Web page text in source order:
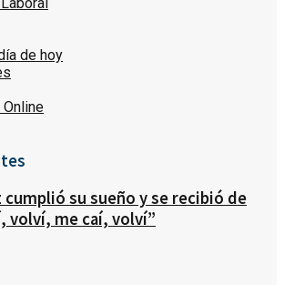
de hoy
cumplió su sueño y se recibió de
volví, me caí, volví”